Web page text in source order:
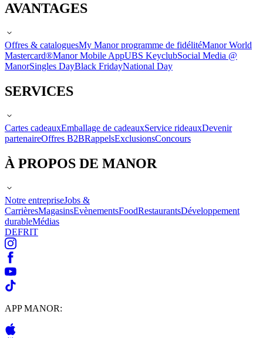
AVANTAGES
Offres & cataloguesMy Manor programme de fidélitéManor World
Mastercard®Manor Mobile AppUBS KeyclubSocial Media @
ManorSingles DayBlack FridayNational Day
SERVICES
Cartes cadeauxEmballage de cadeauxService rideauxDevenir
partenaireOffres B2BRappelsExclusionsConcours
À PROPOS DE MANOR
Notre entrepriseJobs &
CarrièresMagasinsEvènementsFoodRestaurantsDéveloppement
durableMédias
DEFRIT
APP MANOR: